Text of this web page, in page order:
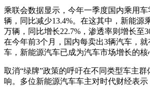
乘联会数据显示，今年一季度国内乘用车
辆，同比减少13.4%。在这其中，新能源
万辆，同比增长22.7%，渗透率则增长至
在今年前3个月，国内每卖出3辆汽车，
车，新能源汽车已成为汽车市场增长的核
取消“绿牌”政策的呼吁在不同类型车主群
响。多位新能源汽车车主对时代财经表